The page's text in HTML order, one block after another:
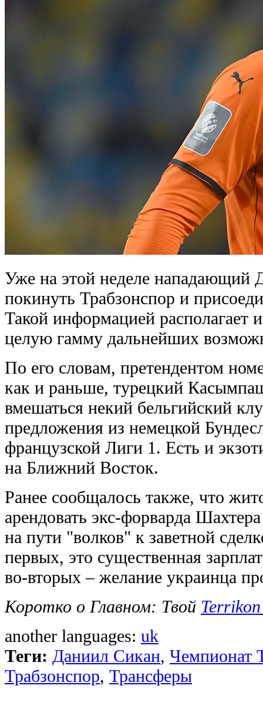
Уже на этой неделе нападающий
покинуть Трабзонспор и
Такой информацией располагает
целую гамму дальнейших
По его словам, претендентом
как и раньше, турецкий
вмешаться некий бельгийский
предложения из немецкой
французской Лиги 1. Есть и
на Ближний Восток.
Ранее сообщалось также, что
арендовать экс-форварда
на пути "волков" к заветной
первых, это существенная
во-вторых – желание украинца
Коротко о Главном: Твой
another languages: uk
Теги: Даниил Сикан, Чемпионат
Трабзонспор, Трансферы